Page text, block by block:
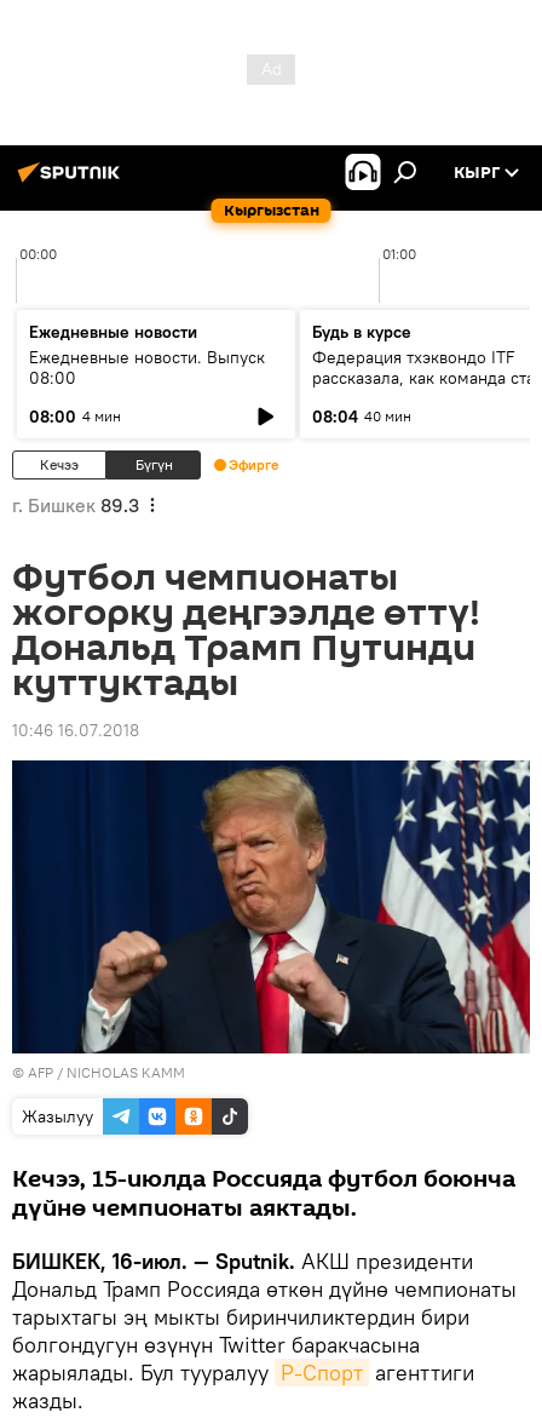
Кыргызстан
КЫРГ
00:00 01:00
Ежедневные новости
Ежедневные новости. Выпуск
08:00
08:00 4 мин
Будь в курсе
Федерация тхэквондо ITF
рассказала, как команда
08:04 40 мин
Кечээ Бүгүн Эфирге
г. Бишкек 89.3
Футбол чемпионаты
жогорку деңгээлде өттү!
Дональд Трамп Путинди
куттуктады
10:46 16.07.2018
© AFP / NICHOLAS KAMM
Жазылуу
Кечээ, 15-июлда Россияда футбол боюнча
дүйнө чемпионаты аяктады.
БИШКЕК, 16-июл. — Sputnik. АКШ президенти
Дональд Трамп Россияда өткөн дүйнө чемпионаты
тарыхтагы эң мыкты биринчиликтердин бири
болгондугун өзүнүн Twitter баракчасына
жарыялады. Бул тууралуу Р-Спорт агенттиги
жазды.